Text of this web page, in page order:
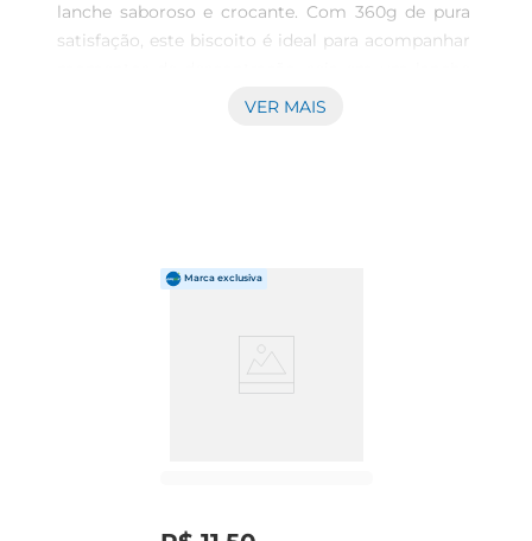
lanche saboroso e crocante. Com 360g de pura
satisfação, este biscoito é ideal para acompanhar
rápido ou em reuniões com amigos e família. Seu
que prioriza a qualidade. Cada mordida traz uma
explosão desabor, tornandoo uma opção
que agrada a todos, desde crianças até adultos,
VER MAIS